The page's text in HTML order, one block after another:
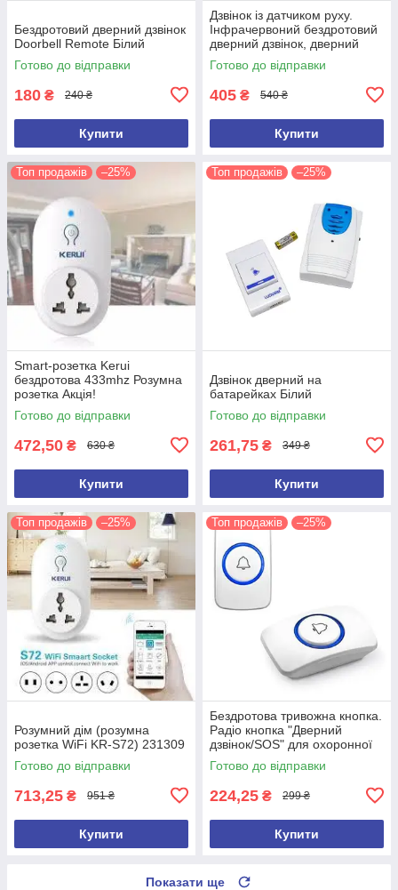
Бездротовий дверний дзвінок
Doorbell Remote Білий
Готово до відправки
180 ₴ 240 ₴
Купити
Дзвінок із датчиком руху.
Інфрачервоний бездротовий
дверний дзвінок, дверний
дзвіночок
Готово до відправки
405 ₴ 540 ₴
Купити
Топ продажів –25%
Smart-розетка Kerui
бездротова 433mhz Розумна
розетка Акція!
Готово до відправки
472,50 ₴ 630 ₴
Купити
Топ продажів –25%
Дзвінок дверний на
батарейках Білий
Готово до відправки
261,75 ₴ 349 ₴
Купити
Топ продажів –25%
Розумний дім (розумна
розетка WiFi KR-S72) 231309
Готово до відправки
713,25 ₴ 951 ₴
Купити
Топ продажів –25%
Бездротова тривожна кнопка.
Радіо кнопка "Дверний
дзвінок/SOS" для охоронної
сигналізації.Кнопка KERUI F
51
Готово до відправки
224,25 ₴ 299 ₴
Купити
Показати ще